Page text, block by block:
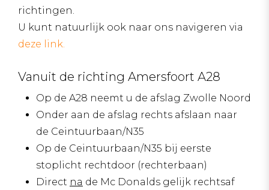
richtingen.
U kunt natuurlijk ook naar ons navigeren via
deze link.
Vanuit de richting Amersfoort A28
Op de A28 neemt u de afslag Zwolle Noord
Onder aan de afslag rechts afslaan naar
de Ceintuurbaan/N35
Op de Ceintuurbaan/N35 bij eerste
stoplicht rechtdoor (rechterbaan)
Direct na de Mc Donalds gelijk rechtsaf